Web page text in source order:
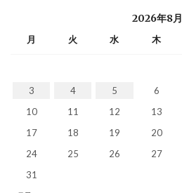
2026年8月
月 火 水 木
3
4 5 6
10
11 12 13
17
18 19 20
24
25 26 27
31